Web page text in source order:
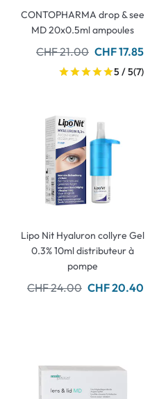
CONTOPHARMA drop & see
MD 20x0.5ml ampoules
CHF 21.00 CHF 17.85
5 / 5(7)
Lipo Nit Hyaluron collyre Gel
0.3% 10ml distributeur à
pompe
CHF 24.00 CHF 20.40